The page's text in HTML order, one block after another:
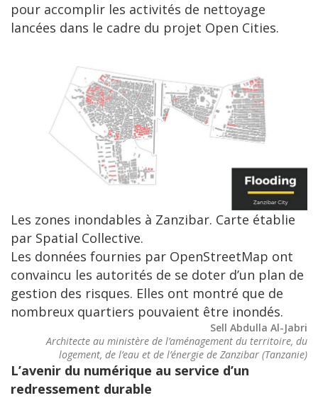
pour accomplir les activités de nettoyage
lancées dans le cadre du projet Open Cities.
Les zones inondables à Zanzibar. Carte établie
par Spatial Collective.
Les données fournies par OpenStreetMap ont
convaincu les autorités de se doter d’un plan de
gestion des risques. Elles ont montré que de
nombreux quartiers pouvaient être inondés.
Sell Abdulla Al-Jabri
Architecte au ministère de l’aménagement du territoire, du
logement, de l’eau et de l’énergie de Zanzibar (Tanzanie)
L’avenir du numérique au service d’un
redressement durable